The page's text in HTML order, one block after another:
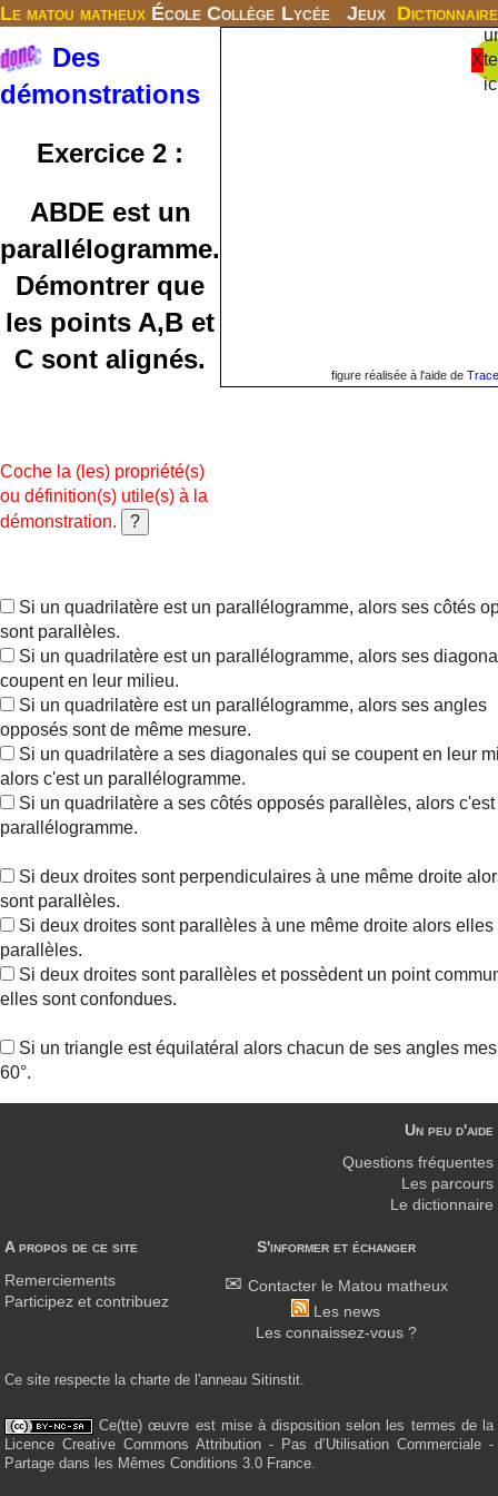
Le matou matheux École Collège Lycée Jeux Dictionnaire
X
Des
démonstrations
Exercice 2 :
ABDE est un
parallélogramme.
Démontrer que
les points A,B et
C sont alignés.
figure réalisée à l'aide de
Coche la (les) propriété(s)
ou définition(s) utile(s) à la
démonstration.
Si un quadrilatère est un parallélogramme, alors ses côtés
sont parallèles.
Si un quadrilatère est un parallélogramme, alors ses
coupent en leur milieu.
Si un quadrilatère est un parallélogramme, alors ses angles
opposés sont de même mesure.
Si un quadrilatère a ses diagonales qui se coupent en leur
alors c'est un parallélogramme.
Si un quadrilatère a ses côtés opposés parallèles, alors c'est
parallélogramme.
Si deux droites sont perpendiculaires à une même droite
sont parallèles.
Si deux droites sont parallèles à une même droite alors elles
parallèles.
Si deux droites sont parallèles et possèdent un point
elles sont confondues.
Si un triangle est équilatéral alors chacun de ses angles
60°.
A propos de ce site
Remerciements
Participez et contribuez
S'informer et échanger
Contacter le Matou matheux
Les news
Les connaissez-vous ?
Un peu d'aide
Questions fréquentes
Les parcours
Le dictionnaire
Ce site respecte la charte de l'anneau Sitinstit.
Ce(tte) œuvre est mise à disposition selon les termes de la
Licence Creative Commons Attribution - Pas d’Utilisation Commerciale -
Partage dans les Mêmes Conditions 3.0 France.